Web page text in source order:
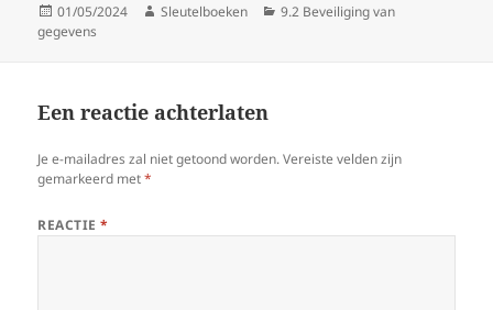
Gepubliceerd
op
01/05/2024 Auteur
Sleutelboeken Categorieën
9.2 Beveiliging van
gegevens
Een reactie achterlaten
Je e-mailadres zal niet getoond worden. Vereiste velden zijn
gemarkeerd met*
REACTIE*